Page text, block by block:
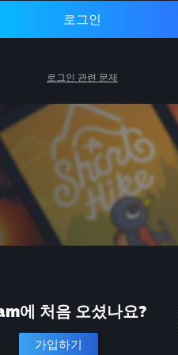
로그인
로그인 관련 문제
에 처음 오셨나요?
가입하기